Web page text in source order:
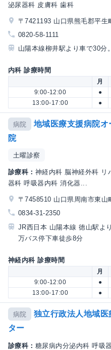
泌尿器科 皮膚科 歯科
〒7421193 山口県熊毛郡平生
0820-58-1111
山陽本線柳井駅より車で30分。
内科 診療時間
月
9:00-12:00
●
13:00-17:00
●
病院
地域医療支援病院
院
土曜診察
診療科： 神経内科 脳神経外科 リ
器科 呼吸器内科 消化器...
〒7458510 山口県周南市東山
0834-31-2350
JR西日本 山陽本線 徳山駅よ
万バス停下車徒歩8分
神経内科 診療時間
月
9:00-12:00
●
13:00-17:00
●
病院
独立行政法人地域
ター
診療科： 糖尿病内分泌内科 呼吸